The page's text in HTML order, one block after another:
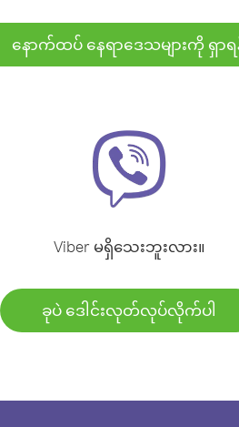
နောက်ထပ် နေရာဒေသများကို ရှာရ
Viber မရှိသေးဘူးလား။
ခုပဲ ဒေါင်းလုတ်လုပ်လိုက်ပါ